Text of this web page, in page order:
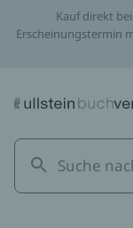
Kauf direkt
Erscheinungstermin